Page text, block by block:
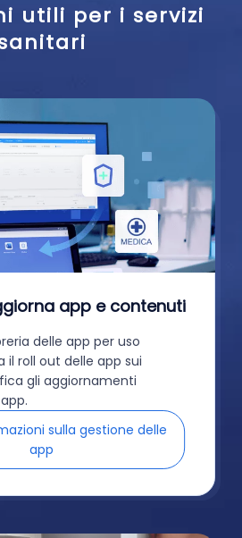
utili per i servizi
app e contenuti
delle app per uso
il roll out delle app sui
gli aggiornamenti
sulla gestione delle
app